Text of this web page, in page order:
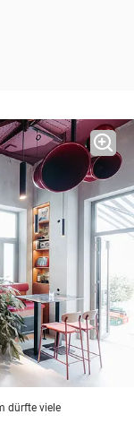
dürfte viele